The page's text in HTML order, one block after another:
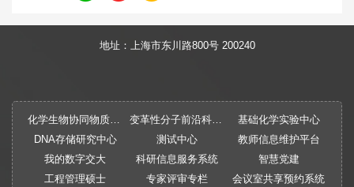
地址：上海市东川路800号 200240
化学生物协同物质创制全国重点实验室 变革性分子前沿科学中心
基础化学实验中心
DNA存储研究中心
测试中心
教师信息维护平台
我的数字交大
科研信息服务系统
智慧党建
工程管理硕士
专家评审专栏 会议室共享预约系统